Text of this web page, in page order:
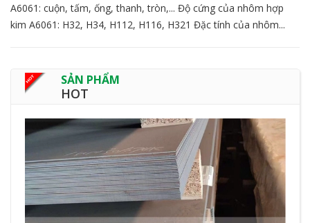
A6061: cuộn, tấm, ống, thanh, tròn,... Độ cứng của nhôm hợp
kim A6061: H32, H34, H112, H116, H321 Đặc tính của nhôm...
SẢN PHẨM
HOT